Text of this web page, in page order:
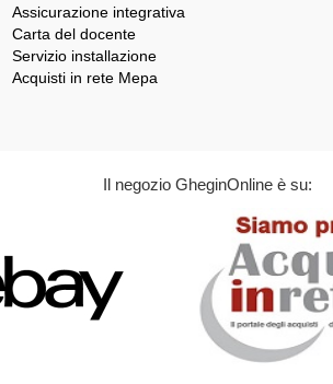
Assicurazione integrativa
Carta del docente
Servizio installazione
Acquisti in rete Mepa
Il negozio GheginOnline è su: